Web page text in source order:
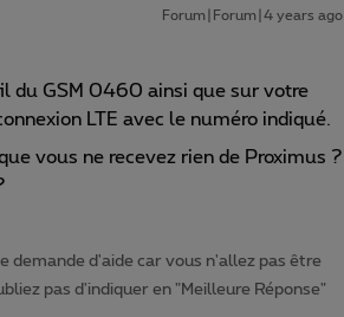
Forum|Forum|4 years ago
du GSM 0460 ainsi que sur votre
LTE avec le numéro indiqué.
vous ne recevez rien de Proximus ?
demande d'aide car vous n'allez pas être
pas d'indiquer en "Meilleure Réponse"